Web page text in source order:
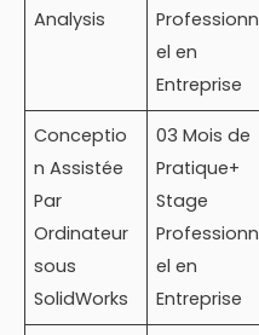
Analysis
Professionn
el en
Entreprise
Conceptio
n Assistée
Par
Ordinateur
sous
SolidWorks
03 Mois de
Pratique+
Stage
Professionn
el en
Entreprise